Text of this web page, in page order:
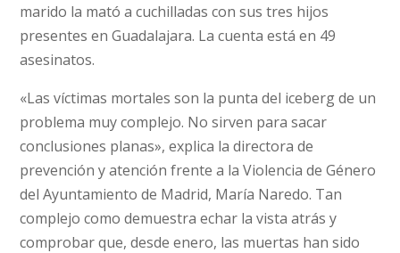
marido la mató a cuchilladas con sus tres hijos
presentes en Guadalajara. La cuenta está en 49
asesinatos.
«Las víctimas mortales son la punta del iceberg de un
problema muy complejo. No sirven para sacar
conclusiones planas», explica la directora de
prevención y atención frente a la Violencia de Género
del Ayuntamiento de Madrid, María Naredo. Tan
complejo como demuestra echar la vista atrás y
comprobar que, desde enero, las muertas han sido